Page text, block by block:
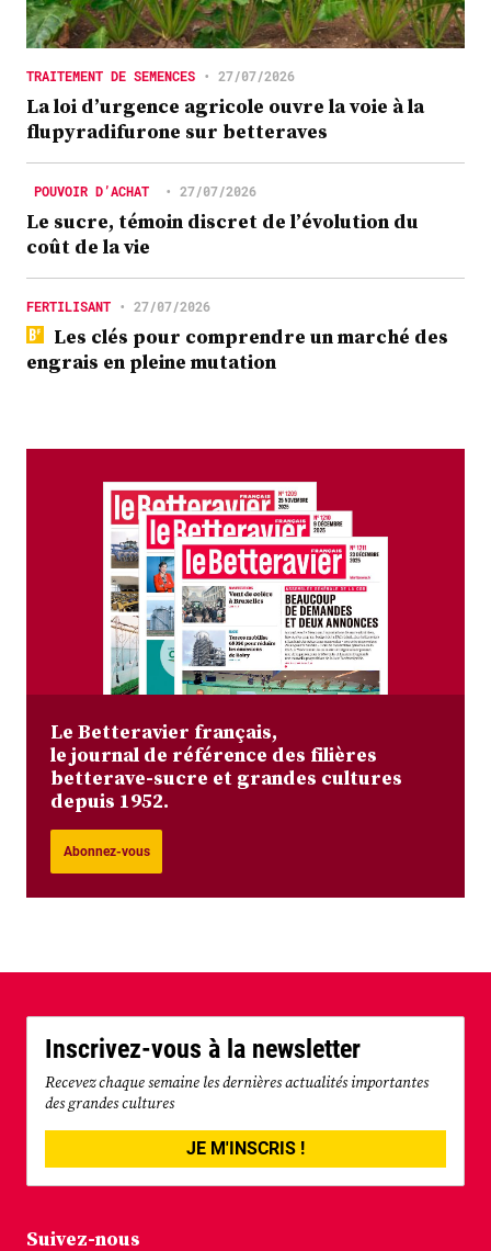
TRAITEMENT DE SEMENCES • 27/07/2026
La loi d’urgence agricole ouvre la voie à la
flupyradifurone sur betteraves
POUVOIR D’ACHAT • 27/07/2026
Le sucre, témoin discret de l’évolution du
coût de la vie
FERTILISANT • 27/07/2026
Les clés pour comprendre un marché des
engrais en pleine mutation
Le Betteravier français,
le journal de référence des filières
betterave-sucre et grandes cultures
depuis 1952.
Abonnez-vous
Inscrivez-vous à la newsletter
Recevez chaque semaine les dernières actualités importantes
des grandes cultures
JE M'INSCRIS !
Suivez-nous